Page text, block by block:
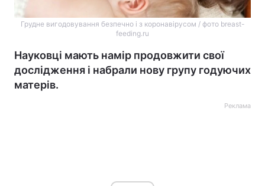
Грудне вигодовування безпечно і з коронавірусом / фото breast-
feeding.ru
Науковці мають намір продовжити свої
дослідження і набрали нову групу годуючих
матерів.
Реклама